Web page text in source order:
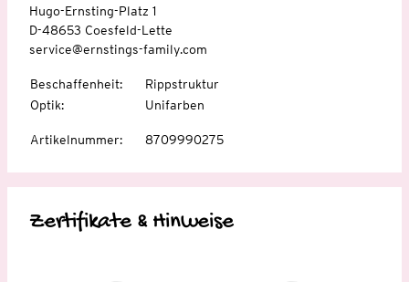
Hugo-Ernsting-Platz 1
D-48653 Coesfeld-Lette
service@ernstings-family.com
Beschaffenheit:
Rippstruktur
Optik: Unifarben
Artikelnummer: 8709990275
Zertifikate & Hinweise